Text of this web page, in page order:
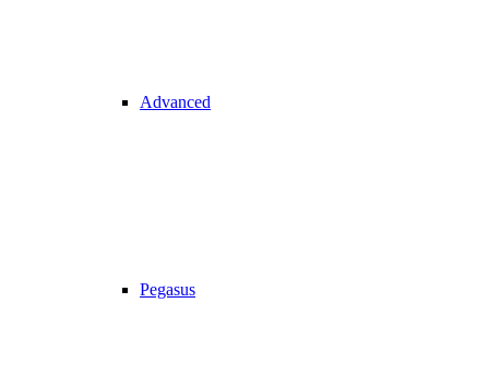
Advanced
Pegasus